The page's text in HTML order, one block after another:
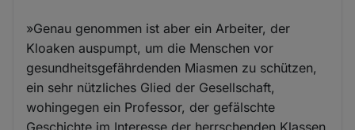
»Genau genommen ist aber ein Arbeiter, der
Kloaken auspumpt, um die Menschen vor
gesundheitsgefährdenden Miasmen zu schützen,
ein sehr nützliches Glied der Gesellschaft,
wohingegen ein Professor, der gefälschte
Geschichte im Interesse der herrschenden Klassen